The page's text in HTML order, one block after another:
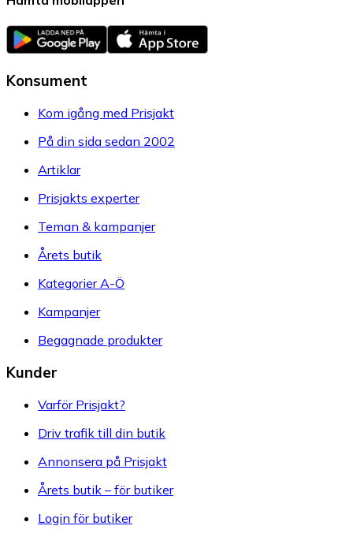
Konsument
Kom igång med Prisjakt
På din sida sedan 2002
Artiklar
Prisjakts experter
Teman & kampanjer
Årets butik
Kategorier A-Ö
Kampanjer
Begagnade produkter
Kunder
Varför Prisjakt?
Driv trafik till din butik
Annonsera på Prisjakt
Årets butik – för butiker
Login för butiker